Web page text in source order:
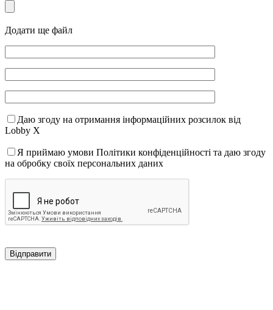
Додати ще файл
Даю згоду на отримання інформаційних розсилок від
Lobby X
Я приймаю умови Політики конфіденційності та даю згоду
на обробку своїх персональних даних